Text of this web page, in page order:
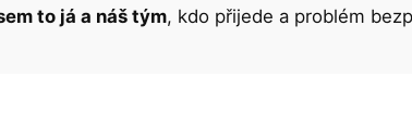
to já a náš tým, kdo přijede a problém